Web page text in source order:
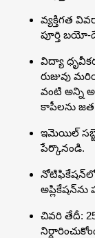
వ్యక్తిగత
పూర్తి బయో-
విద్యా
రుజువు
వంటి అన్ని
కాపీలను
ఇమెయిల్
పేర్కొనండి.
నోటిఫికేషన్‌లో
అప్లికేషన్‌ను
చివరి తేదీ: